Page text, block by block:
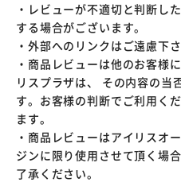
・レビューが不適切と判断し
する場合がございます。
・外部へのリンクはご遠慮下さ
・商品レビューは他のお客様
リスプラザは、 その内容の当
す。お客様の判断でご利用く
ます。
・商品レビューはアイリスオ
ジンに限り使用させて頂く場
了承ください。